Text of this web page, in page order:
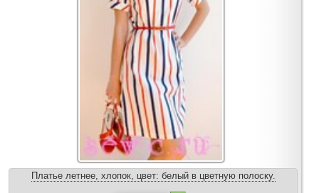
Платье летнее, хлопок, цвет: белый в цветную полоску.